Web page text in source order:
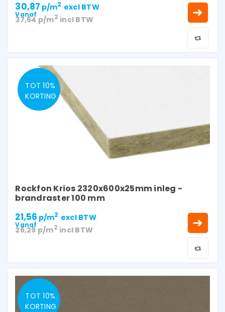
Vanaf
30,87 p/m2 excl BTW
37,64 p/m2 incl BTW
TOT 10%
KORTING
Rockfon Krios 2320x600x25mm inleg -
brandraster 100 mm
Vanaf
21,56 p/m2 excl BTW
26,29 p/m2 incl BTW
TOT 10%
KORTING